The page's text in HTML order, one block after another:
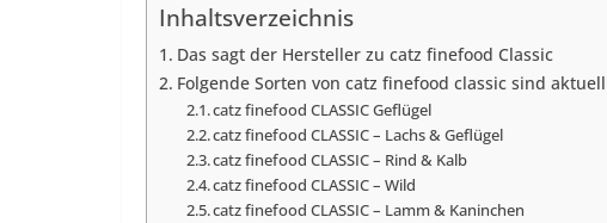
Inhaltsverzeichnis
Das sagt der Hersteller zu catz finefood Classic
Folgende Sorten von catz finefood classic sind
catz finefood CLASSIC Geflügel
catz finefood CLASSIC – Lachs & Geflügel
catz finefood CLASSIC – Rind & Kalb
catz finefood CLASSIC – Wild
catz finefood CLASSIC – Lamm & Kaninchen